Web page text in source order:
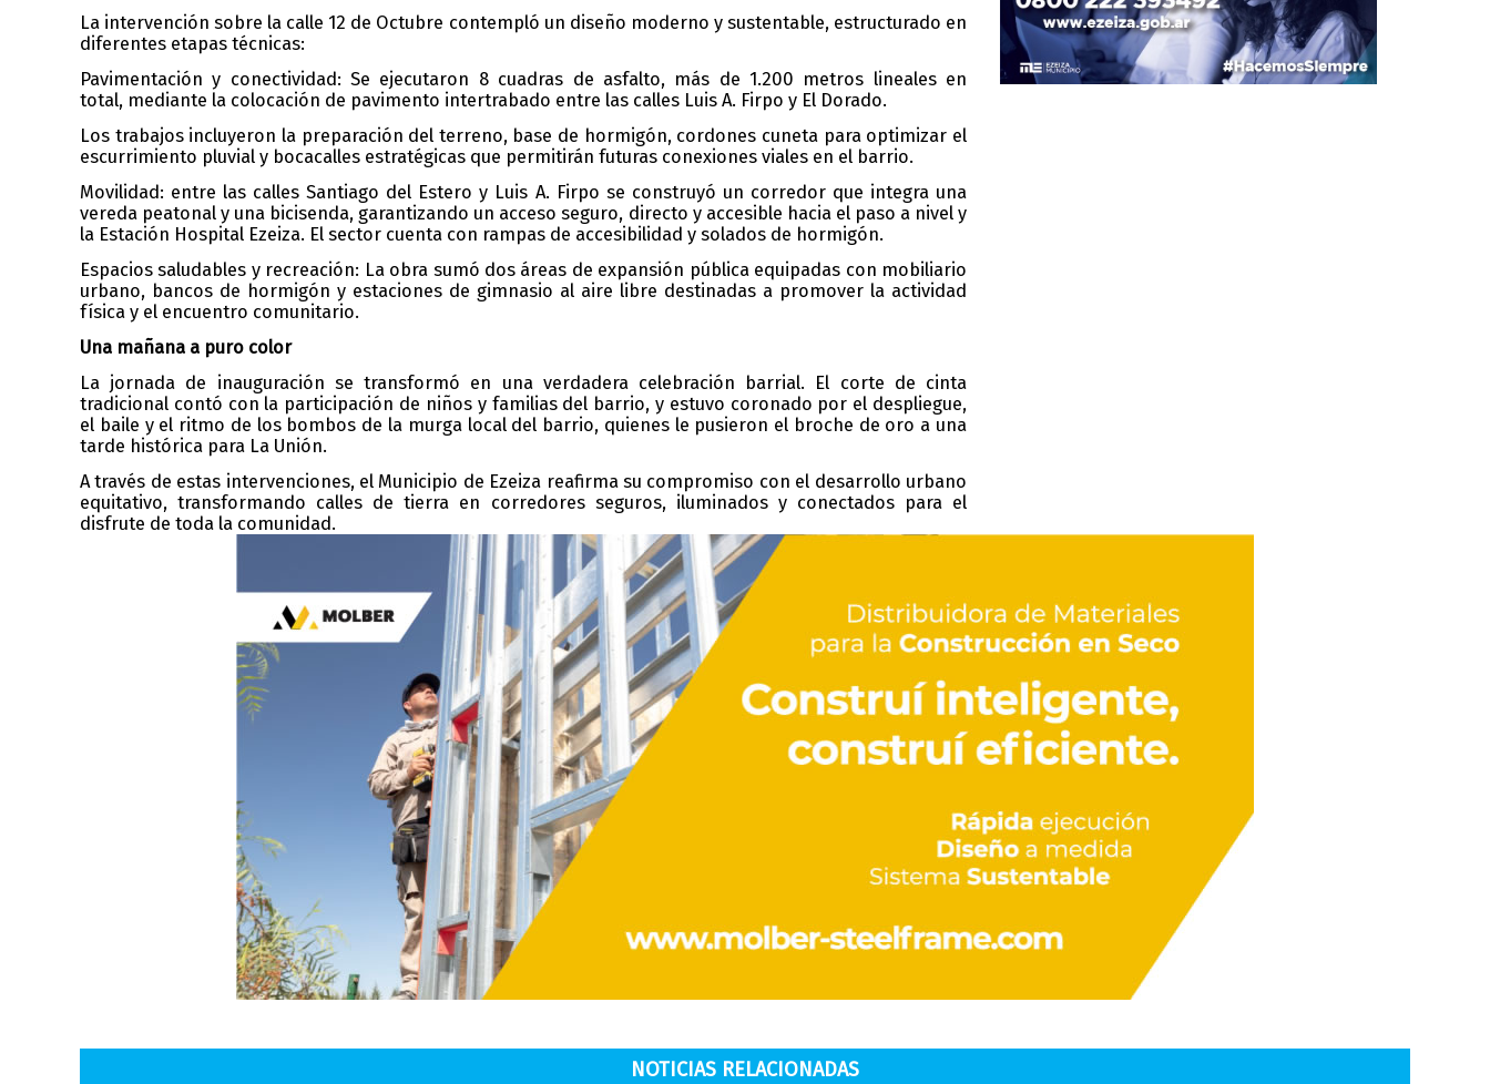
La intervención sobre la calle 12 de Octubre contempló un diseño moderno y sustentable, estructurado en
diferentes etapas técnicas:
Pavimentación y conectividad: Se ejecutaron 8 cuadras de asfalto, más de 1.200 metros lineales en
total, mediante la colocación de pavimento intertrabado entre las calles Luis A. Firpo y El Dorado.
Los trabajos incluyeron la preparación del terreno, base de hormigón, cordones cuneta para optimizar el
escurrimiento pluvial y bocacalles estratégicas que permitirán futuras conexiones viales en el barrio.
Movilidad: entre las calles Santiago del Estero y Luis A. Firpo se construyó un corredor que integra una
vereda peatonal y una bicisenda, garantizando un acceso seguro, directo y accesible hacia el paso a nivel y
la Estación Hospital Ezeiza. El sector cuenta con rampas de accesibilidad y solados de hormigón.
Espaciossaludables y recreación: La obra sumó dos áreas de expansión pública equipadas con mobiliario
urbano, bancos de hormigón y estaciones de gimnasio al aire libre destinadas a promover la actividad
física y el encuentro comunitario.
Una mañana a puro color
La jornada de inauguración se transformó en una verdadera celebración barrial. El corte de cinta
tradicional contó con la participación de niños y familias del barrio, y estuvo coronado por el despliegue,
el baile y el ritmo de los bombos de la murga local del barrio, quienes le pusieron el broche de oro a una
tarde histórica para La Unión.
A través de estas intervenciones, el Municipio de Ezeiza reafirma su compromiso con el desarrollo urbano
equitativo, transformando calles de tierra en corredores seguros, iluminados y conectados para el
disfrute de toda la comunidad.
NOTICIAS RELACIONADAS